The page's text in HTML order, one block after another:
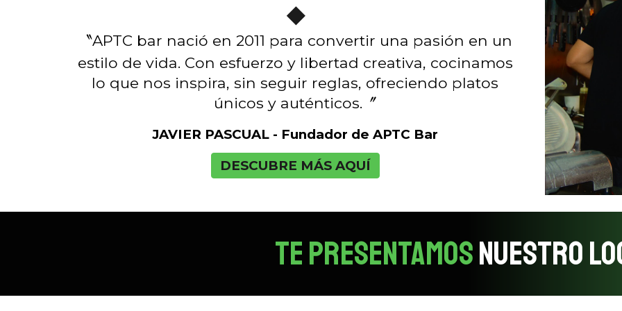
◆
〝APTC bar nació en 2011 para convertir una pasión en un
estilo de vida. Con esfuerzo y libertad creativa, cocinamos
lo que nos inspira, sin seguir reglas, ofreciendo platos
únicos y auténticos.〞
JAVIER PASCUAL - Fundador de APTC Bar
DESCUBRE MÁS AQUÍ
TE PRESENTAMOSNUESTRO